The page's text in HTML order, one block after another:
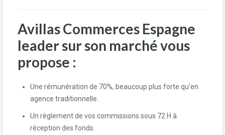
Avillas Commerces Espagne
leader sur son marché vous
propose :
Une rémunération de 70%, beaucoup plus forte qu’en
agence traditionnelle.
Un règlement de vos commissions sous 72 H à
réception des fonds.